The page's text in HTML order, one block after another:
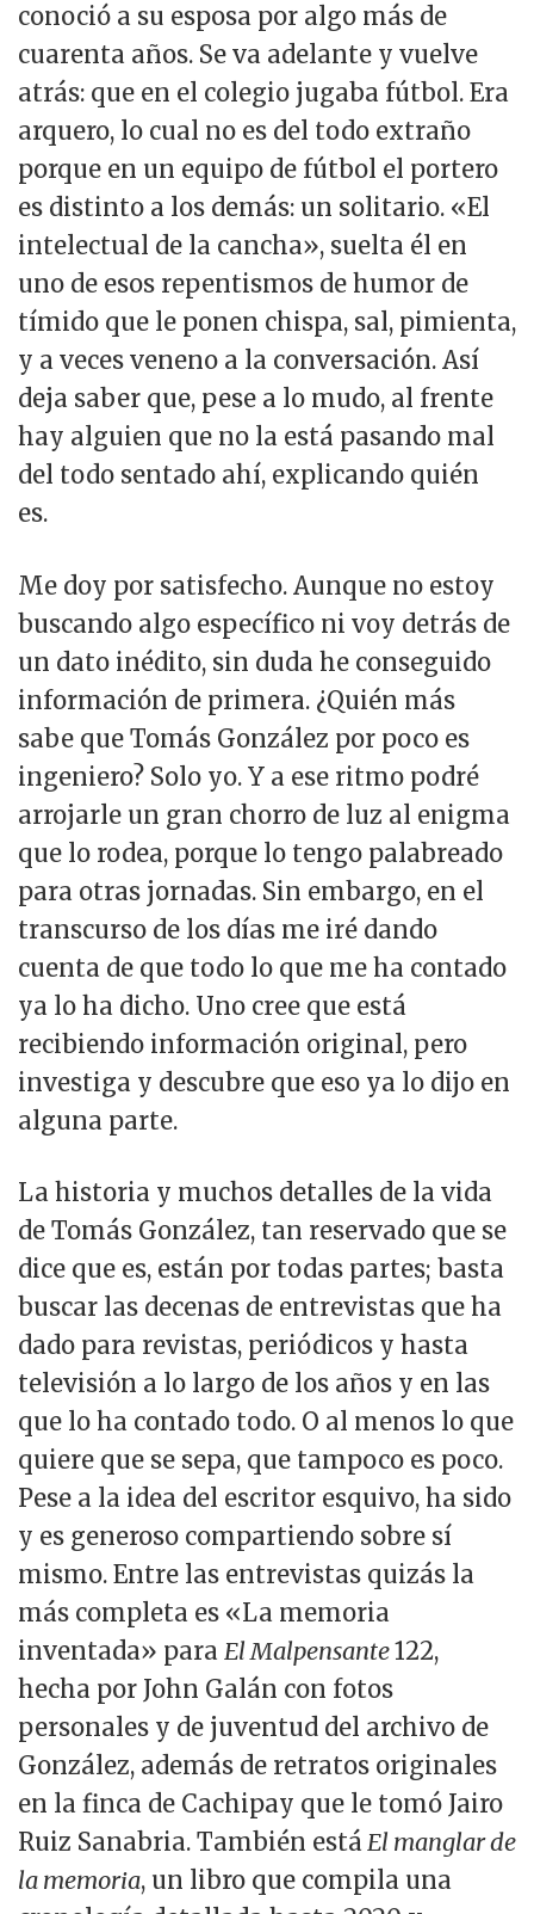
conoció a su esposa por algo más de
cuarenta años. Se va adelante y vuelve
atrás: que en el colegio jugaba fútbol. Era
arquero, lo cual no es del todo extraño
porque en un equipo de fútbol el portero
es distinto a los demás: un solitario. «El
intelectual de la cancha», suelta él en
uno de esos repentismos de humor de
tímido que le ponen chispa, sal, pimienta,
y a veces veneno a la conversación. Así
deja saber que, pese a lo mudo, al frente
hay alguien que no la está pasando mal
del todo sentado ahí, explicando quién
es.
Me doy por satisfecho. Aunque no estoy
buscando algo específico ni voy detrás de
un dato inédito, sin duda he conseguido
información de primera. ¿Quién más
sabe que Tomás González por poco es
ingeniero? Solo yo. Y a ese ritmo podré
arrojarle un gran chorro de luz al enigma
que lo rodea, porque lo tengo palabreado
para otras jornadas. Sin embargo, en el
transcurso de los días me iré dando
cuenta de que todo lo que me ha contado
ya lo ha dicho. Uno cree que está
recibiendo información original, pero
investiga y descubre que eso ya lo dijo en
alguna parte.
La historia y muchos detalles de la vida
de Tomás González, tan reservado que se
dice que es, están por todas partes; basta
buscar las decenas de entrevistas que ha
dado para revistas, periódicos y hasta
televisión a lo largo de los años y en las
que lo ha contado todo. O al menos lo que
quiere que se sepa, que tampoco es poco.
Pese a la idea del escritor esquivo, ha sido
y es generoso compartiendo sobre sí
mismo. Entre las entrevistas quizás la
más completa es «La memoria
inventada» para El Malpensante122,
hecha por John Galán con fotos
personales y de juventud del archivo de
González, además de retratos originales
en la finca de Cachipay que le tomó Jairo
Ruiz Sanabria. También estáEl manglar de
la memoria, un libro que compila una